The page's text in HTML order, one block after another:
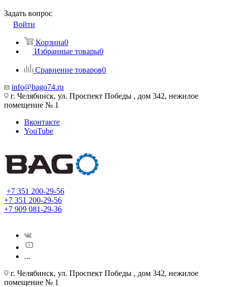
Задать вопрос
Войти
Корзина0
Избранные товары0
Сравнение товаров0
info@bago74.ru
г. Челябинск, ул. Проспект Победы , дом 342, нежилое
помещение № 1
Вконтакте
YouTube
+7 351 200-29-56
+7 351 200-29-56
+7 909 081-29-36
...
г. Челябинск, ул. Проспект Победы , дом 342, нежилое
помещение № 1